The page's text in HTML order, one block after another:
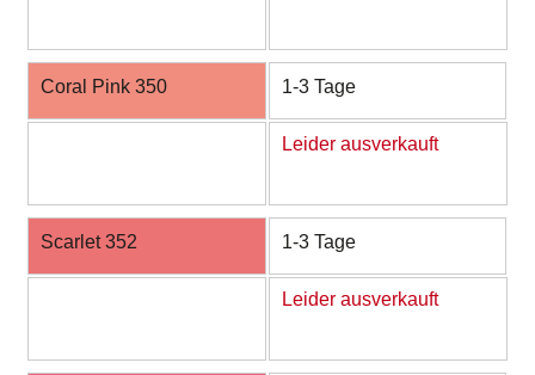
Coral Pink 350 1-3 Tage
Leider ausverkauft
Scarlet 352 1-3 Tage
Leider ausverkauft